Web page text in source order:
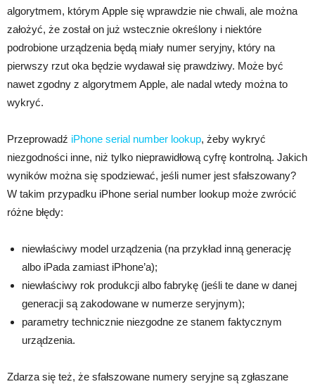
algorytmem, którym Apple się wprawdzie nie chwali, ale można
założyć, że został on już wstecznie określony i niektóre
podrobione urządzenia będą miały numer seryjny, który na
pierwszy rzut oka będzie wydawał się prawdziwy. Może być
nawet zgodny z algorytmem Apple, ale nadal wtedy można to
wykryć.
Przeprowadź iPhone serial number lookup, żeby wykryć
niezgodności inne, niż tylko nieprawidłową cyfrę kontrolną. Jakich
wyników można się spodziewać, jeśli numer jest sfałszowany?
W takim przypadku iPhone serial number lookup może zwrócić
różne błędy:
niewłaściwy model urządzenia (na przykład inną generację
albo iPada zamiast iPhone’a);
niewłaściwy rok produkcji albo fabrykę (jeśli te dane w danej
generacji są zakodowane w numerze seryjnym);
parametry technicznie niezgodne ze stanem faktycznym
urządzenia.
Zdarza się też, że sfałszowane numery seryjne są zgłaszane